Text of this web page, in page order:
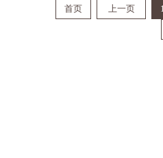
首页 上一页 1